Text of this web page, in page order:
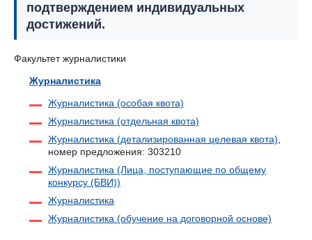
подтверждением индивидуальных
достижений.
Факультет журналистики
Журналистика
Журналистика (особая квота)
Журналистика (отдельная квота)
Журналистика (детализированная целевая квота)
номер предложения: 303210
Журналистика (Лица, поступающие по общему
конкурсу (БВИ))
Журналистика
Журналистика (обучение на договорной основе)